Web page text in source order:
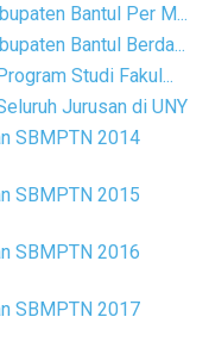
Bantul Per M...
Bantul Berda...
Studi Fakul...
Jurusan di UNY
SBMPTN 2014
SBMPTN 2015
SBMPTN 2016
SBMPTN 2017